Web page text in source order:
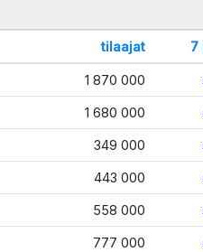
tilaajat 7
1 870 000
1 680 000
349 000
443 000
558 000
777 000